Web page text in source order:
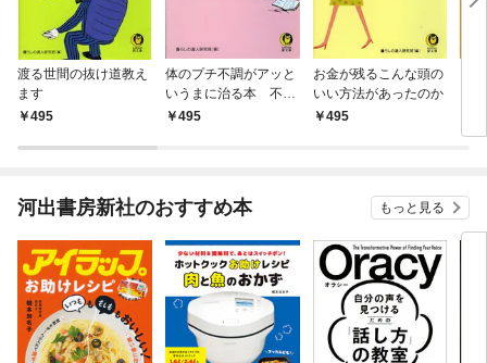
渡る世間の抜け道教え
ます
495
体のプチ不調がアッと
いうまに治る本 不快
な痛みやコリ、疲れを
495
お金が残るこんな頭の
いい方法があったのか
495
河出書房新社のおすすめ本 もっと見る